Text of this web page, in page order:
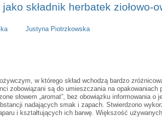
składnik herbatek ziołowo-
Justyna Piotrzkowska
w którego skład wchodzą bardzo
zobowiązani są do umieszczania na
słowem „aromat”, bez obowiązku informowania
nadających smak i zapach. Stwierdzono
i kształtujących ich barwę. Większość